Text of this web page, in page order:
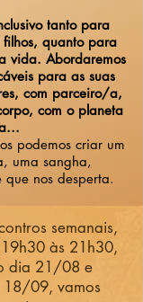
tanto para
filhos, quanto para
vida. Abordaremos
para as suas
com parceiro/a,
com o planeta
podemos criar um
uma sangha,
nos desperta.
semanais,
às 21h30,
dia 21/08 e
18/09, vamos